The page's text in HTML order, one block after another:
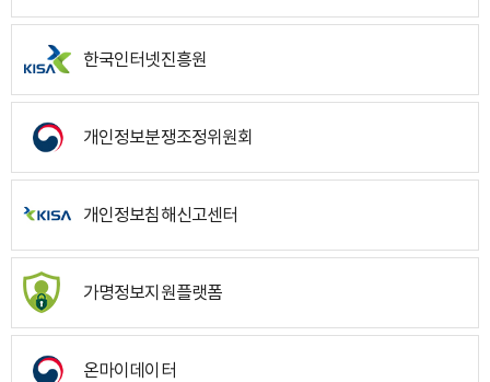
한국인터넷진흥원
개인정보분쟁조정위원회
개인정보침해신고센터
가명정보지원플랫폼
온마이데이터